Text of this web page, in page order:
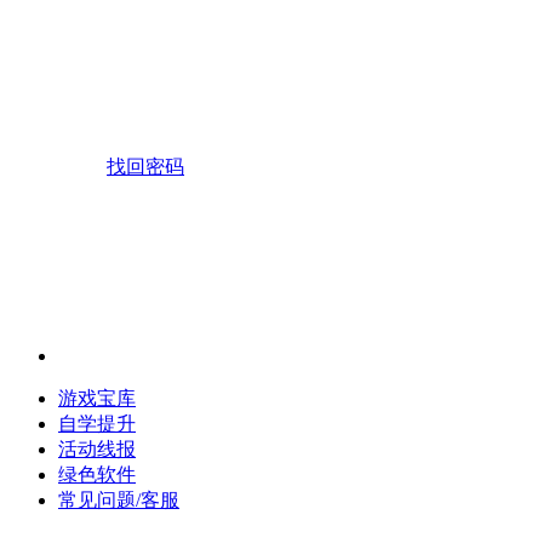
找回密码
游戏宝库
自学提升
活动线报
绿色软件
常见问题/客服